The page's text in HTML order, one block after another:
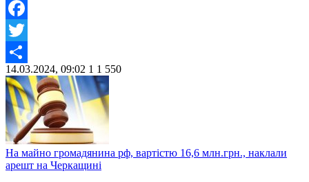
Facebook
Twitter
Share
14.03.2024, 09:02 1 1 550
На майно громадянина рф, вартістю 16,6 млн.грн., наклали
арешт на Черкащині